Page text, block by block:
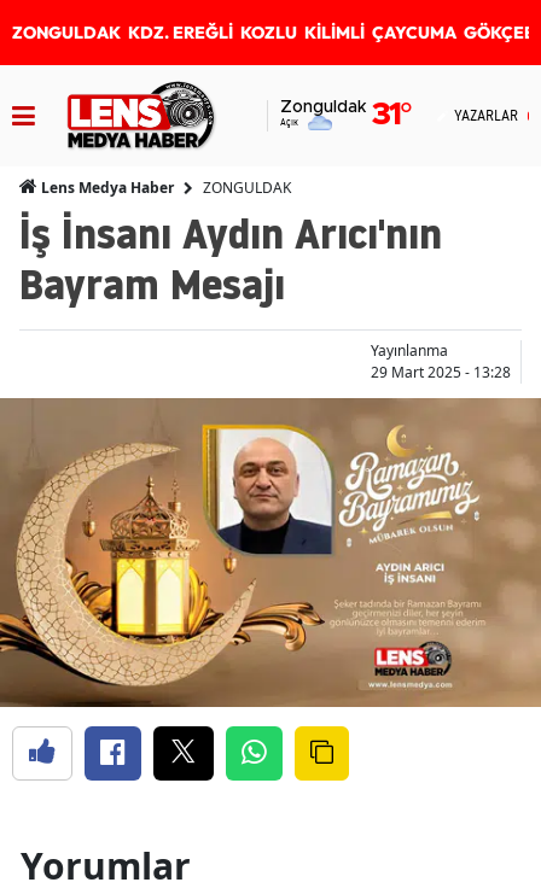
ZONGULDAK KDZ. EREĞLİ KOZLU KİLİMLİ ÇAYCUMA
Zonguldak
Açık 31° YAZARLAR
Lens Medya Haber ZONGULDAK
İş İnsanı Aydın Arıcı'nın
Bayram Mesajı
Yayınlanma
29 Mart 2025 - 13:28
Yorumlar